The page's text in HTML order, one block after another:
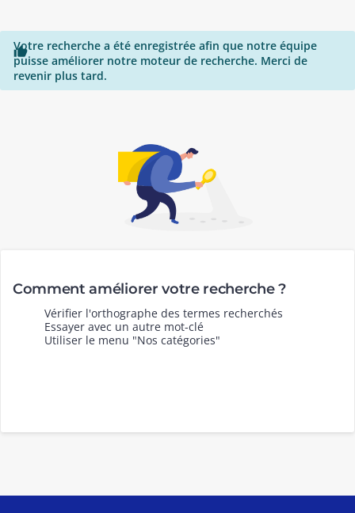

Votre recherche a été enregistrée afin que notre équipe
puisse améliorer notre moteur de recherche. Merci de
revenir plus tard.
Comment améliorer votre recherche ?
Vérifier l'orthographe des termes recherchés
Essayer avec un autre mot-clé
Utiliser le menu "Nos catégories"